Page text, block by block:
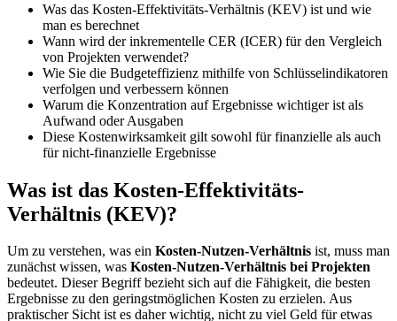
Was das Kosten-Effektivitäts-Verhältnis (KEV) ist und wie
man es berechnet
Wann wird der inkrementelle CER (ICER) für den Vergleich
von Projekten verwendet?
Wie Sie die Budgeteffizienz mithilfe von Schlüsselindikatoren
verfolgen und verbessern können
Warum die Konzentration auf Ergebnisse wichtiger ist als
Aufwand oder Ausgaben
Diese Kostenwirksamkeit gilt sowohl für finanzielle als auch
für nicht-finanzielle Ergebnisse
Was ist das Kosten-Effektivitäts-
Verhältnis (KEV)?
Um zu verstehen, was ein Kosten-Nutzen-Verhältnis ist, muss man
zunächst wissen, was Kosten-Nutzen-Verhältnis bei Projekten
bedeutet. Dieser Begriff bezieht sich auf die Fähigkeit, die besten
Ergebnisse zu den geringstmöglichen Kosten zu erzielen. Aus
praktischer Sicht ist es daher wichtig, nicht zu viel Geld für etwas